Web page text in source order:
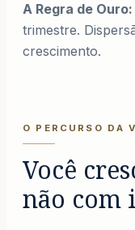
A Regra de Ouro:
trimestre.
crescimento.
O PERCURSO DA
Você
não com